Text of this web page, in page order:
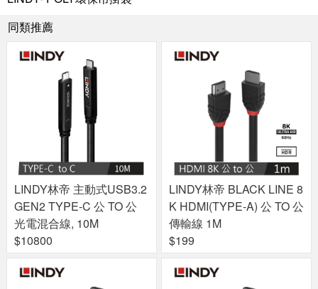
同類推薦
LINDY林帝 主動式USB3.2
GEN2 TYPE-C 公 TO 公
光電混合線, 10M
$10800
LINDY林帝 BLACK LINE 8
K HDMI(TYPE-A) 公 TO 公
傳輸線 1M
$199